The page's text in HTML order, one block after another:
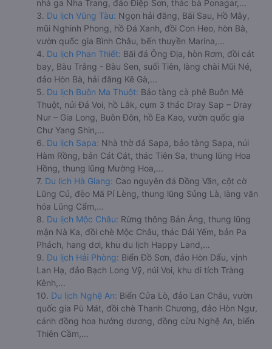
nhà ga Nha Trang, đảo Điệp Sơn, thác bà Ponagar,...
3. Du lịch Vũng Tàu: Ngọn hải đăng, Bãi Sau, Hồ Mây,
mũi Nghinh Phong, hồ Đá Xanh, đồi Con Heo, hòn Bà,
vườn quốc gia Bình Châu, bến thuyền Marina,...
4. Du lịch Phan Thiết: Bãi đá Ông Địa, hòn Rơm, đồi cát
bay, Bàu Trắng - Bàu Sen, suối Tiên, làng chài Mũi Né,
đảo Hòn Bà, hải đăng Kê Gà,...
5. Du lịch Buôn Ma Thuột: Bảo tàng cà phê Buôn Mê
Thuột, núi Đá Voi, hồ Lắk, cụm 3 thác Dray Sap – Dray
Nur – Gia Long, Buôn Đôn, hồ Ea Kao, vườn quốc gia
Chư Yang Shin,...
6. Du lịch Sapa: Nhà thờ đá Sapa, bảo tàng Sapa, núi
Hàm Rồng, bản Cát Cát, thác Tiên Sa, thung lũng Hoa
Hồng, thung lũng Mường Hoa,...
7. Du lịch Hà Giang: Cao nguyên đá Đồng Văn, cột cờ
Lũng Cú, đèo Mã Pí Lèng, thung lũng Sủng Là, làng văn
hóa Lũng Cẩm,...
8. Du lịch Mộc Châu: Rừng thông Bản Áng, thung lũng
mận Nà Ka, đồi chè Mộc Châu, thác Dải Yếm, bản Pa
Phách, hang dơi, khu du lịch Happy Land,...
9. Du lịch Hải Phòng: Biển Đồ Sơn, đảo Hòn Dấu, vịnh
Lan Hạ, đảo Bạch Long Vỹ, núi Voi, khu di tích Tràng
Kênh,...
10. Du lịch Nghệ An: Biển Cửa Lò, đảo Lan Châu, vườn
quốc gia Pù Mát, đồi chè Thanh Chương, đảo Hòn Ngư,
cánh đồng hoa hướng dương, đồng cừu Nghệ An, biển
Thiên Cầm,...